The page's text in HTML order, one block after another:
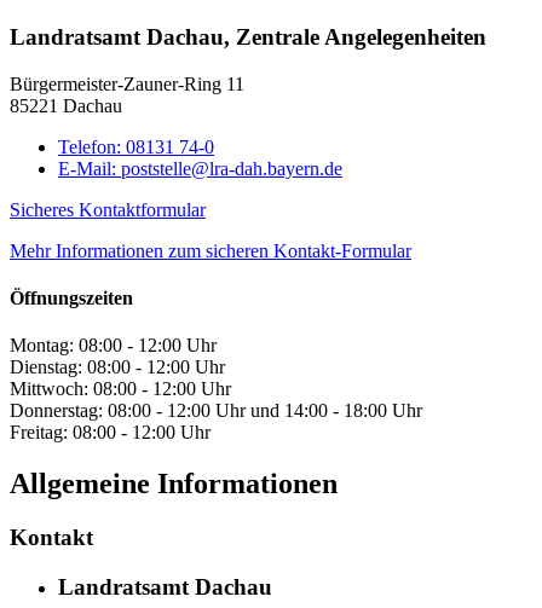
Landratsamt Dachau, Zentrale Angelegenheiten
Bürgermeister-Zauner-Ring 11
85221 Dachau
Telefon: 08131 74-0
E-Mail: poststelle@lra-dah.bayern.de
Sicheres Kontaktformular
Mehr Informationen zum sicheren Kontakt-Formular
Öffnungszeiten
Montag: 08:00 - 12:00 Uhr
Dienstag: 08:00 - 12:00 Uhr
Mittwoch: 08:00 - 12:00 Uhr
Donnerstag: 08:00 - 12:00 Uhr und 14:00 - 18:00 Uhr
Freitag: 08:00 - 12:00 Uhr
Allgemeine Informationen
Kontakt
Landratsamt Dachau